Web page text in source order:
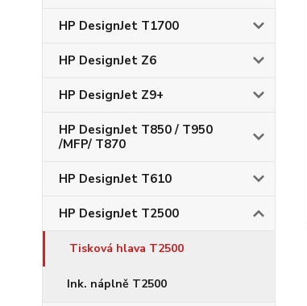
HP DesignJet T1700
HP DesignJet Z6
HP DesignJet Z9+
HP DesignJet T850 / T950
/MFP/ T870
HP DesignJet T610
HP DesignJet T2500
Tisková hlava T2500
Ink. náplně T2500